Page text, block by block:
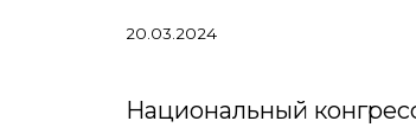
20.03.2024
Национальный